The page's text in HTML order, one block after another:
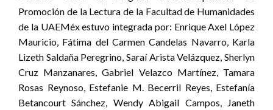
Promoción de la Lectura de la Facultad de Humanidades
de la UAEMéx estuvo integrada por: Enrique Axel López
Mauricio, Fátima del Carmen Candelas Navarro, Karla
Lizeth Saldaña Peregrino, Saraí Arista Velázquez, Sherlyn
Cruz Manzanares, Gabriel Velazco Martínez, Tamara
Rosas Reynoso, Estefanie M. Becerril Reyes, Estefanía
Betancourt Sánchez, Wendy Abigail Campos, Janeth